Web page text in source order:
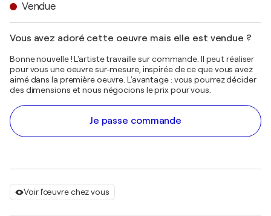
Voir l'œuvre chez vous
Vendue
Vous avez adoré cette oeuvre mais elle est vendue ?
Bonne nouvelle ! L'artiste travaille sur commande. Il peut réaliser
pour vous une oeuvre sur-mesure, inspirée de ce que vous avez
aimé dans la première oeuvre. L'avantage : vous pourrez décider
des dimensions et nous négocions le prix pour vous.
Je passe commande